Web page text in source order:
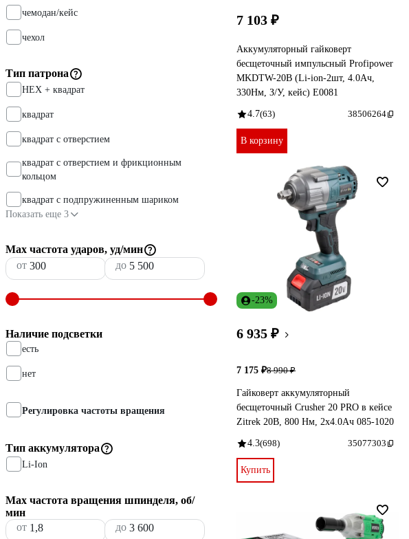
чемодан/кейс
чехол
Тип патрона
HEX + квад­рат
квадрат
квадрат с отверстием
квадрат с отверстием и фрикционным
кольцом
квадрат с подпружиненным шариком
Показать еще 3
Мах частота ударов, уд/мин
от
до
Наличие подсветки
есть
нет
Регулировка частоты вращения
Тип аккумулятора
Li-Ion
Max частота вращения шпинделя, об/
мин
от
до
7 103 ₽
Аккумуляторный гайковерт
бесщеточный импульсный Profipower
MKDTW-20B (Li-ion-2шт, 4.0Ач,
330Нм, З/У, кейс) E0081
4.7(63) 38506264
В корзину
-23%
6 935 ₽
7 175 ₽8 990 ₽
Гайковерт аккумуляторный
бесщеточный Crusher 20 PRO в кейсе
Zitrek 20В, 800 Нм, 2х4.0Ач 085-1020
4.3(698) 35077303
Купить